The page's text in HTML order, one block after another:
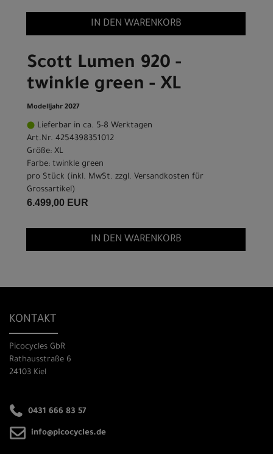
IN DEN WARENKORB
Scott Lumen 920 -
twinkle green - XL
Modelljahr 2027
Lieferbar in ca. 5-8 Werktagen
Art.Nr. 4254398351012
Größe: XL
Farbe: twinkle green
pro Stück (inkl. MwSt. zzgl. Versandkosten für
Grossartikel)
6.499,00 EUR
IN DEN WARENKORB
KONTAKT
Picocycles GbR
Rathausstraße 6
24103 Kiel
0431 666 83 57
info@picocycles.de